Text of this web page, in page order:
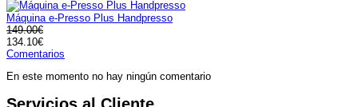
Máquina e-Presso Plus Handpresso
149.00€
134.10€
Comentarios
En este momento no hay ningún comentario